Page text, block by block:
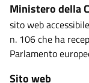
Ministero della
sito web
n. 106 che ha
Parlamento
Sito web